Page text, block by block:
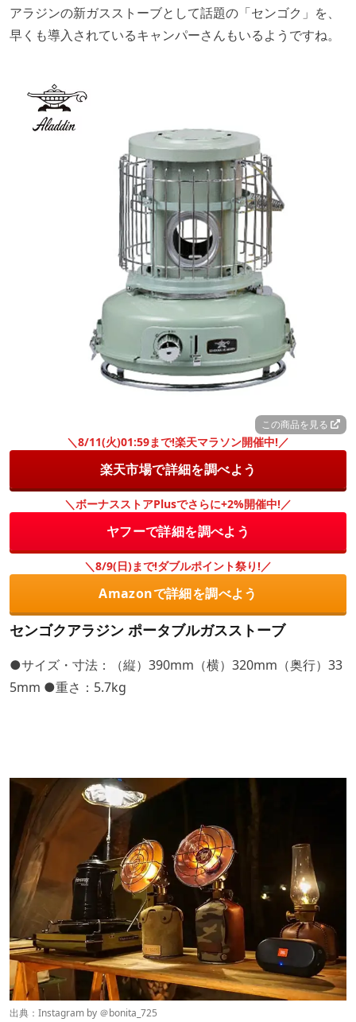
アラジンの新ガスストーブとして話題の「センゴク」を、
早くも導入されているキャンパーさんもいるようですね。
この商品を見る
＼8/11(火)01:59まで!楽天マラソン開催中!／
楽天市場で詳細を調べよう
＼ボーナスストアPlusでさらに+2%開催中!／
ヤフーで詳細を調べよう
＼8/9(日)まで!ダブルポイント祭り!／
Amazonで詳細を調べよう
センゴクアラジン ポータブルガスストーブ
●サイズ・寸法：（縦）390mm（横）320mm（奥行）33
5mm ●重さ：5.7kg
出典：Instagram by ＠bonita_725